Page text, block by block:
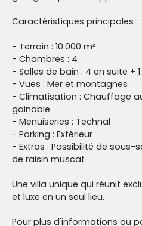
Caractéristiques principales :
- Terrain : 10.000 m²
- Chambres : 4
- Salles de bain : 4 en suite +
- Vues : Mer et montagnes
- Climatisation : Chauffage
gainable
- Menuiseries : Technal
- Parking : Extérieur
- Extras : Possibilité de sous-
de raisin muscat
Une villa unique qui réunit
et luxe en un seul lieu.
Pour plus d'informations ou